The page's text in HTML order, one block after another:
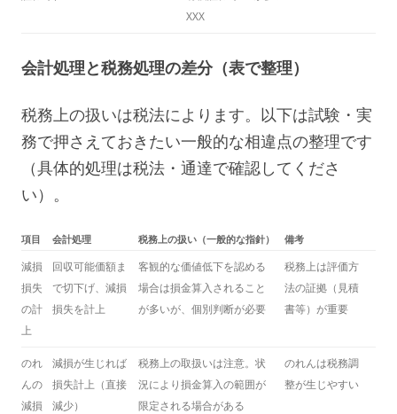
XXX
会計処理と税務処理の差分（表で整理）
税務上の扱いは税法によります。以下は試験・実
務で押さえておきたい一般的な相違点の整理です
（具体的処理は税法・通達で確認してくださ
い）。
項目 会計処理 税務上の扱い（一般的な指針） 備考
減損
損失
の計
上
回収可能価額ま
で切下げ、減損
損失を計上
客観的な価値低下を認める
場合は損金算入されること
が多いが、個別判断が必要
税務上は評価方
法の証拠（見積
書等）が重要
のれ
んの
減損
減損が生じれば
損失計上（直接
減少）
税務上の取扱いは注意。状
況により損金算入の範囲が
限定される場合がある
のれんは税務調
整が生じやすい